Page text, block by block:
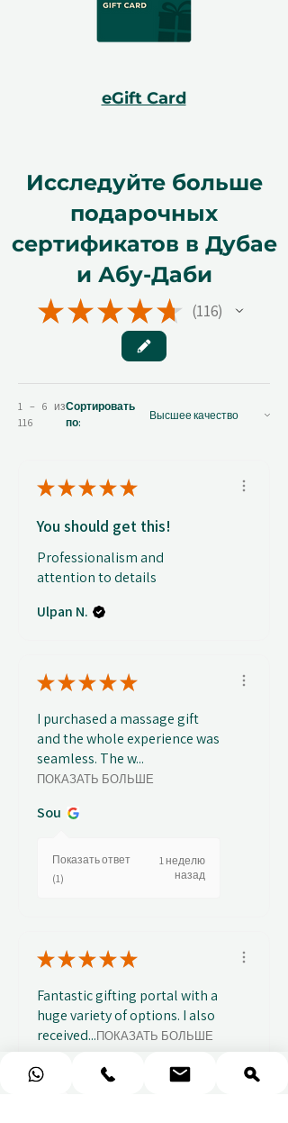
eGift Card
Исследуйте больше
подарочных
сертификатов в Дубае
и Абу-Даби
★★★★★ 116
116
1 – 6 из
116
Сортировать
по:
★★★★★
You should get this!
Professionalism and
attention to details
Ulpan N.
★★★★★
I purchased a massage gift
and the whole experience was
seamless. The w...
ПОКАЗАТЬ БОЛЬШЕ
Sou
Показать ответ
(1)
1 неделю
назад
★★★★★
Fantastic gifting portal with a
huge variety of options. I also
received...ПОКАЗАТЬ БОЛЬШЕ
Abbey B.